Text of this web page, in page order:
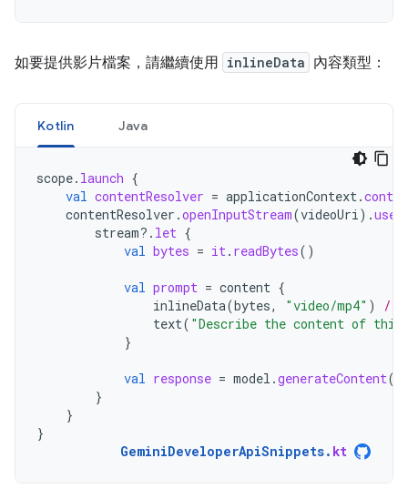
如要提供影片檔案，請繼續使用 inlineData 內容類型：
Kotlin Java
scope. launch {
val contentResolver = applicationContext .
contentResolver .openInputStream(videoUri ).use
stream?. let {
val bytes = it . readBytes()
val prompt = content {
inlineData(bytes, "video/mp4" )
//
text( "Describe the content of this
}
val response = model .generateContent(
}
}
}
GeminiDeveloperApiSnippets. kt